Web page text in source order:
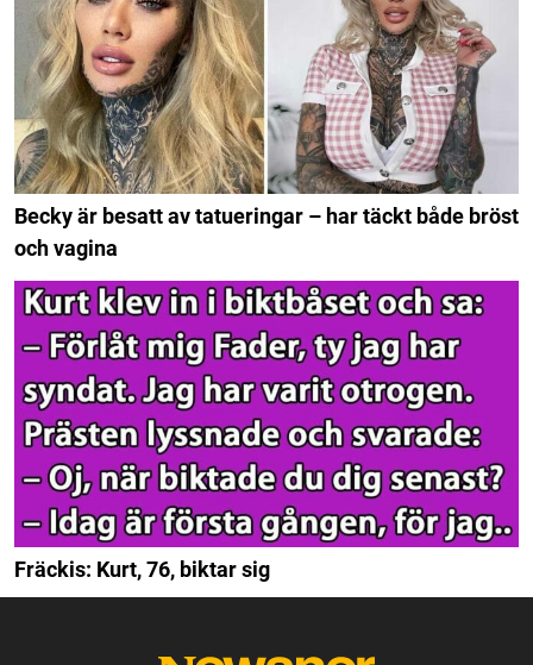
Becky är besatt av tatueringar – har täckt både bröst
och vagina
Fräckis: Kurt, 76, biktar sig